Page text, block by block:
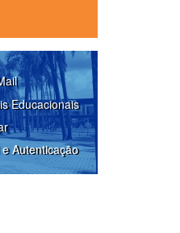
Educacionais
Autenticação